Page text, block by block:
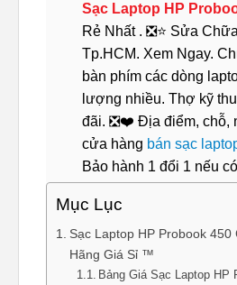
Sạc Laptop HP
Rẻ Nhất . ❎⭐ Sửa
Tp.HCM. Xem Ngay.
bàn phím các dòng
lượng nhiều. Thợ kỹ
đãi. ❎❤️ Địa điểm, chỗ,
cửa hàng bán sạc
Bảo hành 1 đổi 1 nếu
Mục Lục
Sạc Laptop HP Probook 450
Hãng Giá Sỉ ™
Bảng Giá Sạc Laptop HP